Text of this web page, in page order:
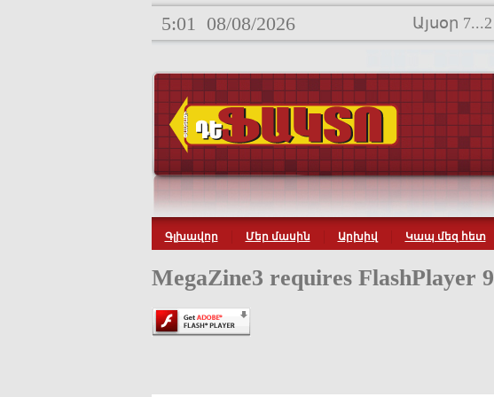
5:01 08/08/2026 Այսօր 7...2
Գլխավոր Մեր մասին Արխիվ Կապ մեզ հետ
MegaZine3 requires FlashPlayer 9